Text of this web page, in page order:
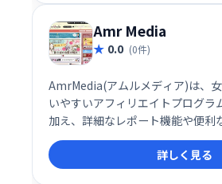
Amr Media
0.0 (0件)
AmrMedia(アムルメディア)は、
いやすいアフィリエイトプログラ
加え、詳細なレポート機能や便利
ることで、効率的な運用をサポー
始められる、魅力的なアフィリエ
詳しく見る